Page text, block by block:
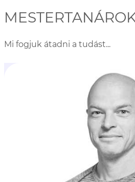
Mi fogjuk átadni a tudást...